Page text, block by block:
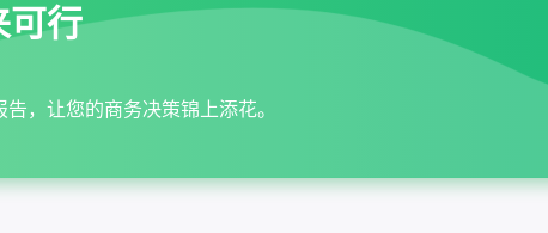
可行
，让您的商务决策锦上添花。